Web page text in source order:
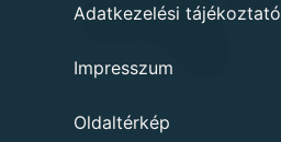
Adatkezelési tájékoztató
Impresszum
Oldaltérkép